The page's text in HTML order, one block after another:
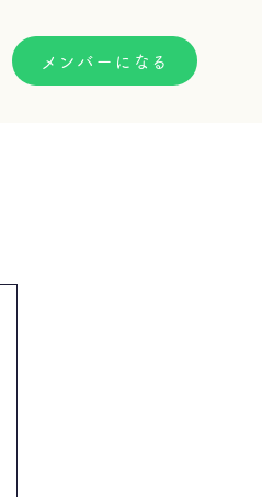
メンバーになる